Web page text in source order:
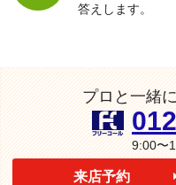
答えします。
プロと一緒
9:00〜
来店予約